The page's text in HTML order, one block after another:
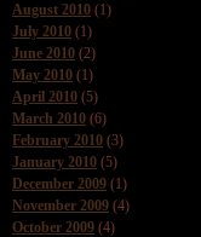
August 2010 (1)
July 2010 (1)
June 2010 (2)
May 2010 (1)
April 2010 (5)
March 2010 (6)
February 2010 (3)
January 2010 (5)
December 2009 (1)
November 2009 (4)
October 2009 (4)